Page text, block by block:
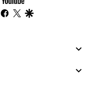
footer
instagram
facebook
twitter